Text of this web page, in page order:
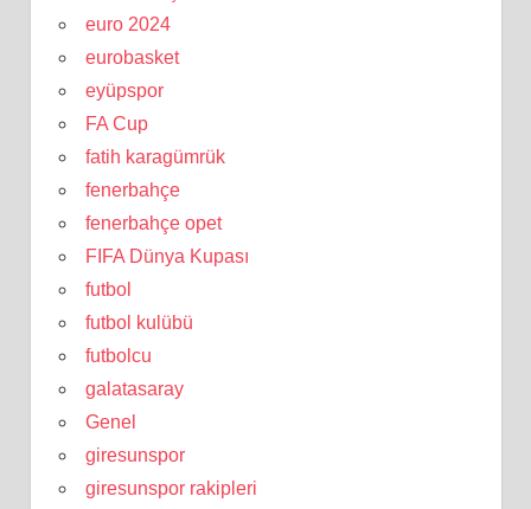
euro 2024
eurobasket
eyüpspor
FA Cup
fatih karagümrük
fenerbahçe
fenerbahçe opet
FIFA Dünya Kupası
futbol
futbol kulübü
futbolcu
galatasaray
Genel
giresunspor
giresunspor rakipleri